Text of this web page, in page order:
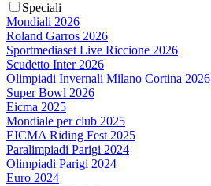
Speciali
Mondiali 2026
Roland Garros 2026
Sportmediaset Live Riccione 2026
Scudetto Inter 2026
Olimpiadi Invernali Milano Cortina 2026
Super Bowl 2026
Eicma 2025
Mondiale per club 2025
EICMA Riding Fest 2025
Paralimpiadi Parigi 2024
Olimpiadi Parigi 2024
Euro 2024